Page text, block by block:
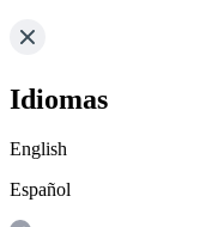
Idiomas
English
Español